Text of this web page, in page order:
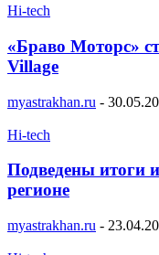
Hi-tech
«Браво Моторс»
Village
myastrakhan.ru -
Hi-tech
Подведены итоги
регионе
myastrakhan.ru -